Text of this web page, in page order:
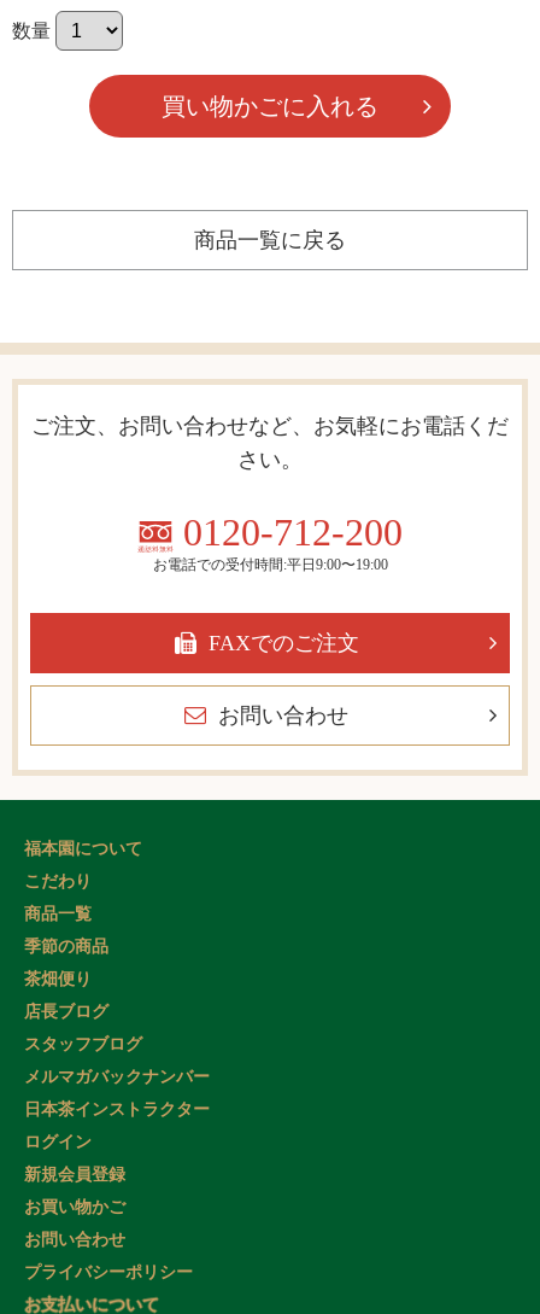
数量
買い物かごに入れる
商品一覧に戻る
ご注文、お問い合わせなど、お気軽にお電話くだ
さい。
0120-712-200
お電話での受付時間:平日9:00〜19:00
FAXでのご注文
お問い合わせ
福本園について
こだわり
商品一覧
季節の商品
茶畑便り
店長ブログ
スタッフブログ
メルマガバックナンバー
日本茶インストラクター
ログイン
新規会員登録
お買い物かご
お問い合わせ
プライバシーポリシー
お支払いについて